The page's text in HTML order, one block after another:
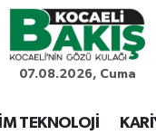
07.08.2026, Cuma
TEKNOLOJİ
Eczaneler
Durumu